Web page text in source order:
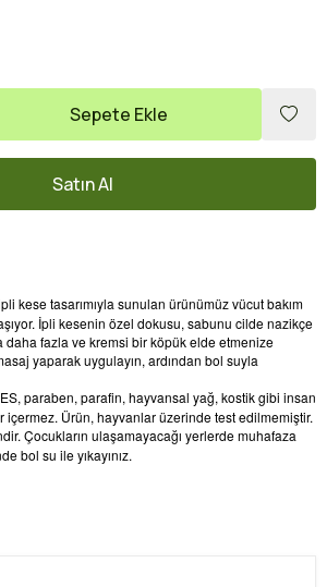
Sepete Ekle
Satın Al
kese tasarımıyla sunulan ürünümüz vücut bakım
İpli kesenin özel dokusu, sabunu cilde nazikçe
daha fazla ve kremsi bir köpük elde etmenize
yaparak uygulayın, ardından bol suyla
paraben, parafin, hayvansal yağ, kostik gibi insan
içermez. Ürün, hayvanlar üzerinde test edilmemiştir.
Çocukların ulaşamayacağı yerlerde muhafaza
bol su ile yıkayınız.